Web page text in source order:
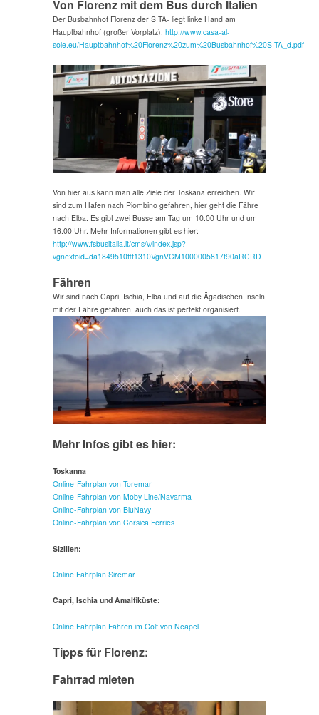
Von Florenz mit dem Bus durch Italien
Der Busbahnhof Florenz der SITA- liegt linke Hand am
Hauptbahnhof (großer Vorplatz). http://www.casa-al-
sole.eu/Hauptbahnhof%20Florenz%20zum%20Busbahnhof%20SITA_d.pdf
Von hier aus kann man alle Ziele der Toskana erreichen. Wir
sind zum Hafen nach Piombino gefahren, hier geht die Fähre
nach Elba. Es gibt zwei Busse am Tag um 10.00 Uhr und um
16.00 Uhr. Mehr Informationen gibt es hier:
http://www.fsbusitalia.it/cms/v/index.jsp?
vgnextoid=da1849510fff1310VgnVCM1000005817f90aRCRD
Fähren
Wir sind nach Capri, Ischia, Elba und auf die Ägadischen Inseln
mit der Fähre gefahren, auch das ist perfekt organisiert.
Mehr Infos gibt es hier:
Toskanna
Online-Fahrplan von Toremar
Online-Fahrplan von Moby Line/Navarma
Online-Fahrplan von BluNavy
Online-Fahrplan von Corsica Ferries
Sizilien:
Online Fahrplan Siremar
Capri, Ischia und Amalfiküste:
Online Fahrplan Fähren im Golf von Neapel
Tipps für Florenz:
Fahrrad mieten